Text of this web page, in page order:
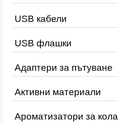
USB кабели
USB флашки
Адаптери за пътуване
Активни материали
Ароматизатори за кола